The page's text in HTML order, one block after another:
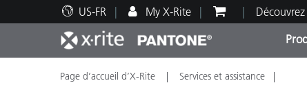
US-FR My X-Rite
Top Produits
Impression et Emballage
Assistance technique
Ressources éducatives
Page d’accueil d’X-Rite Services et assistance